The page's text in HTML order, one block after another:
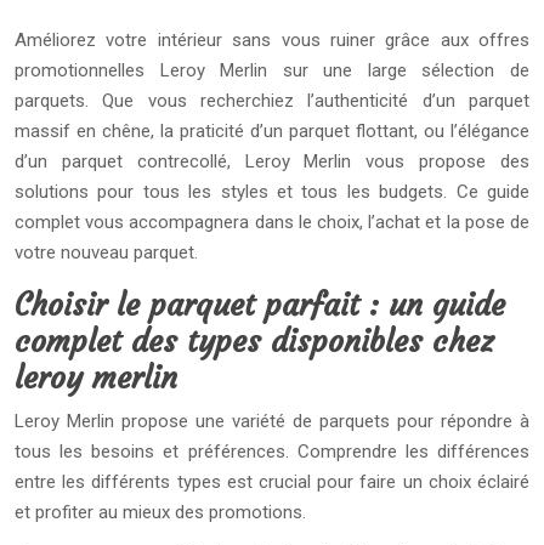
Améliorez votre intérieur sans vous ruiner grâce aux offres
promotionnelles Leroy Merlin sur une large sélection de
parquets. Que vous recherchiez l’authenticité d’un parquet
massif en chêne, la praticité d’un parquet flottant, ou l’élégance
d’un parquet contrecollé, Leroy Merlin vous propose des
solutions pour tous les styles et tous les budgets. Ce guide
complet vous accompagnera dans le choix, l’achat et la pose de
votre nouveau parquet.
Choisir le parquet parfait : un guide
complet des types disponibles chez
leroy merlin
Leroy Merlin propose une variété de parquets pour répondre à
tous les besoins et préférences. Comprendre les différences
entre les différents types est crucial pour faire un choix éclairé
et profiter au mieux des promotions.